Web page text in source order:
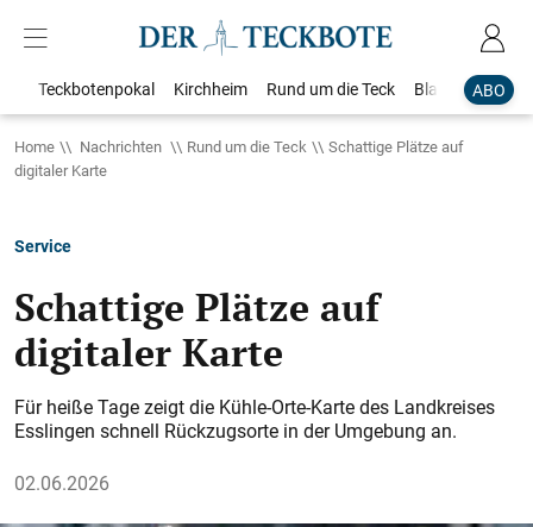
ABO
Teckbotenpokal Kirchheim Rund um die Teck Blaulicht
Home Nachrichten Rund um die Teck
Schattige Plätze auf
digitaler Karte
Service
Schattige Plätze auf
digitaler Karte
Für heiße Tage zeigt die Kühle-Orte-Karte des Landkreises
Esslingen schnell Rückzugsorte in der Umgebung an.
02.06.2026